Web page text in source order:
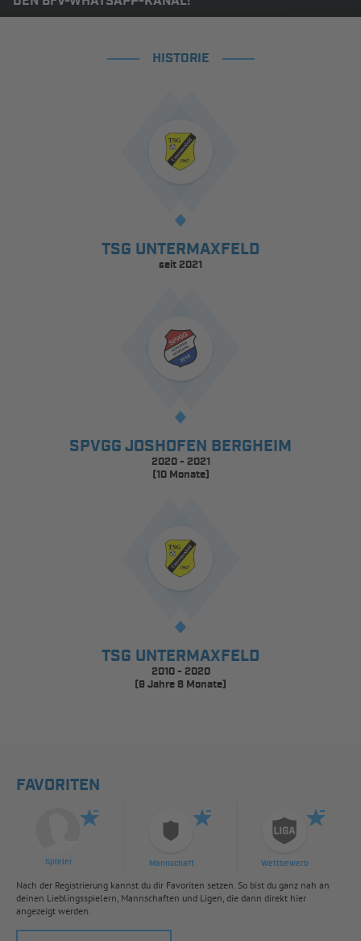
HISTORIE
TSG UNTERMAXFELD
seit 2021
SPVGG JOSHOFEN BERGHEIM
2020 - 2021
(10 Monate)
TSG UNTERMAXFELD
2010 - 2020
(9 Jahre 8 Monate)
FAVORITEN
Spieler Mannschaft Wettbewerb
Nach der Registrierung kannst du dir Favoriten setzen. So bist du ganz nah an
deinen Lieblingsspielern, Mannschaften und Ligen, die dann direkt hier
angezeigt werden.